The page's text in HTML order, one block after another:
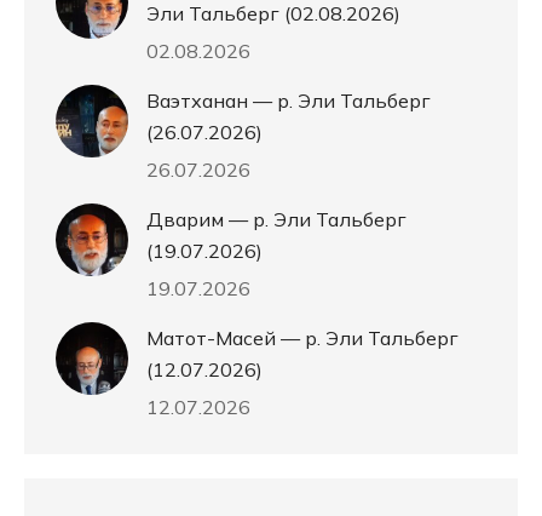
Эли Тальберг (02.08.2026)
02.08.2026
Ваэтханан — р. Эли Тальберг
(26.07.2026)
26.07.2026
Дварим — р. Эли Тальберг
(19.07.2026)
19.07.2026
Матот-Масей — р. Эли Тальберг
(12.07.2026)
12.07.2026